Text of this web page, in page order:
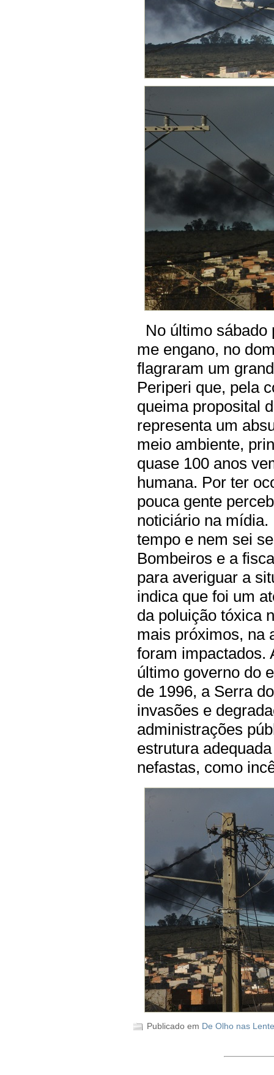
No último sábado
me engano, no
flagraram um
Periperi que, pela
queima proposital
representa um
meio ambiente,
quase 100 anos
humana. Por ter
pouca gente
noticiário na
tempo e nem sei
Bombeiros e a
para averiguar a
indica que foi um
da poluição tóxica
mais próximos, na
foram impactados.
último governo do
de 1996, a Serra
invasões e
administrações
estrutura
nefastas, como
Publicado em De Olho nas